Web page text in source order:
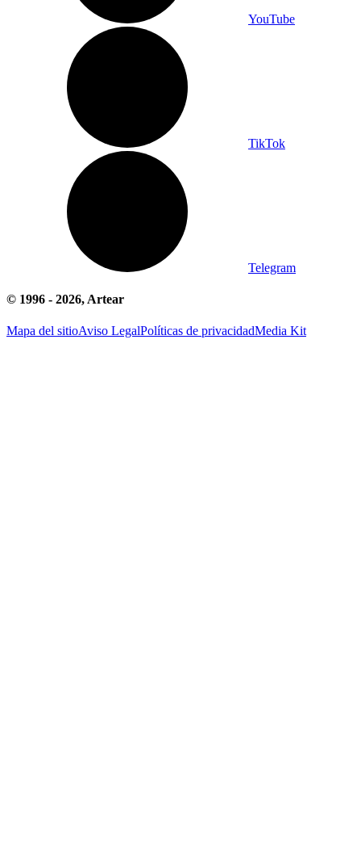
YouTube
TikTok
Telegram
© 1996 - 2026, Artear
Mapa del sitioAviso LegalPolíticas de privacidadMedia Kit